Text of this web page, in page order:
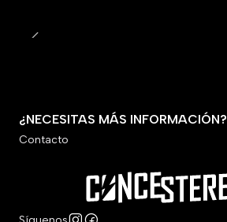
¿NECESITAS MÁS INFORMACIÓN?
Contacto